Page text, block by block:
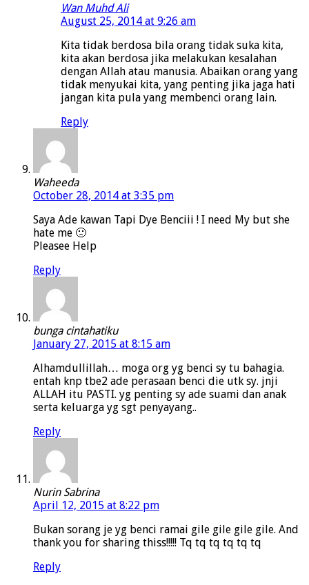
Wan Muhd Ali
August 25, 2014 at 9:26 am
Kita tidak berdosa bila orang tidak suka kita,
kita akan berdosa jika melakukan kesalahan
dengan Allah atau manusia. Abaikan orang yang
tidak menyukai kita, yang penting jika jaga hati
jangan kita pula yang membenci orang lain.
Reply
Waheeda
October 28, 2014 at 3:35 pm
Saya Ade kawan Tapi Dye Benciii ! I need My but she
hate me 🙁
Pleasee Help
Reply
bunga cintahatiku
January 27, 2015 at 8:15 am
Alhamdullillah… moga org yg benci sy tu bahagia.
entah knp tbe2 ade perasaan benci die utk sy. jnji
ALLAH itu PASTI. yg penting sy ade suami dan anak
serta keluarga yg sgt penyayang..
Reply
Nurin Sabrina
April 12, 2015 at 8:22 pm
Bukan sorang je yg benci ramai gile gile gile gile. And
thank you for sharing thiss!!!!! Tq tq tq tq tq tq
Reply